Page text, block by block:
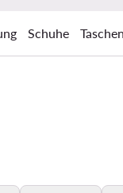
Schuhe